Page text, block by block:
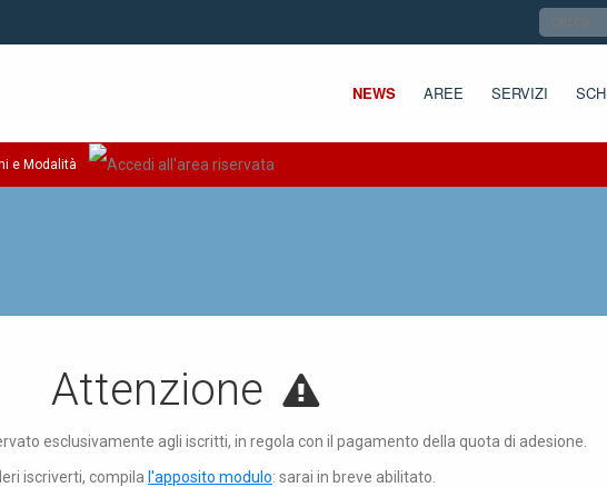
NEWS AREE SERVIZI
e Modalità
Attenzione
esclusivamente agli iscritti, in regola con il pagamento della quota di adesione.
iscriverti, compila l'apposito modulo: sarai in breve abilitato.